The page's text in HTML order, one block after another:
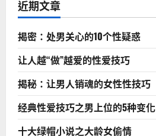
近期文章
揭密：处男关心的10个性疑惑
让人越“做”越爱的性爱技巧
揭秘：让男人销魂的女性性技巧
经典性爱技巧之男上位的5种变化
十大绿帽小说之大龄女偷情